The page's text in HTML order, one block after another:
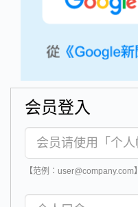
会员登入
【范例：user@company.com】